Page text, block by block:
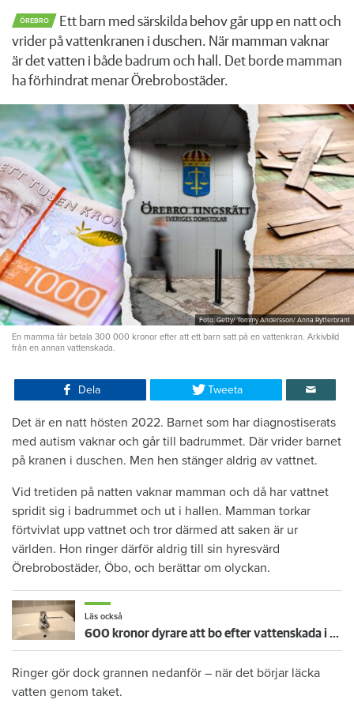
ÖREBRO
Ett barn med särskilda behov går upp en natt och
vrider på vattenkranen i duschen. När mamman vaknar
är det vatten i både badrum och hall. Det borde mamman
ha förhindrat menar Örebrobostäder.
Foto: Getty/ Tommy Andersson/ Anna Rytterbrant
En mamma får betala 300 000 kronor efter att ett barn satt på en vattenkran. Arkivbild
från en annan vattenskada.
Dela Tweeta
Det är en natt hösten 2022. Barnet som har diagnostiserats
med autism vaknar och går till badrummet. Där vrider barnet
på kranen i duschen. Men hen stänger aldrig av vattnet.
Vid tretiden på natten vaknar mamman och då har vattnet
spridit sig i badrummet och ut i hallen. Mamman torkar
förtvivlat upp vattnet och tror därmed att saken är ur
världen. Hon ringer därför aldrig till sin hyresvärd
Örebrobostäder, Öbo, och berättar om olyckan.
Läs också
600 kronor dyrare att bo efter vattenskada i Varberg
Ringer gör dock grannen nedanför – när det börjar läcka
vatten genom taket.